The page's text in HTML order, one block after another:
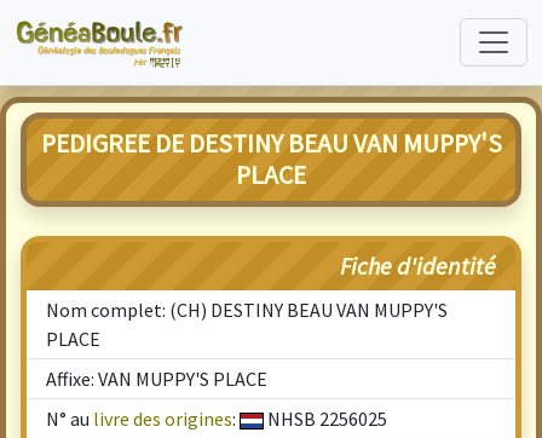
PEDIGREE DE DESTINY BEAU VAN MUPPY'S
PLACE
Fiche d'identité
Nom complet: (CH) DESTINY BEAU VAN MUPPY'S
PLACE
Affixe: VAN MUPPY'S PLACE
N° au livre des origines:
NHSB 2256025